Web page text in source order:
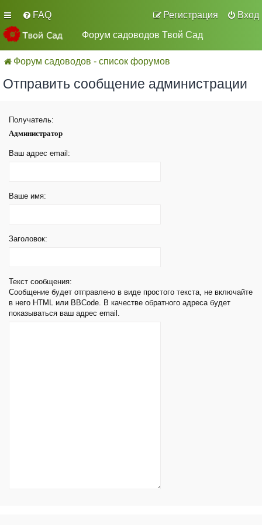
FAQ Вход
Регистрация
Форум садоводов Твой Сад
Форум садоводов - список форумов
Отправить сообщение администрации
Получатель:
Администратор
Ваш адрес email:
Ваше имя:
Заголовок:
Текст сообщения:
Сообщение будет отправлено в виде простого текста, не включайте
в него HTML или BBCode. В качестве обратного адреса будет
показываться ваш адрес email.